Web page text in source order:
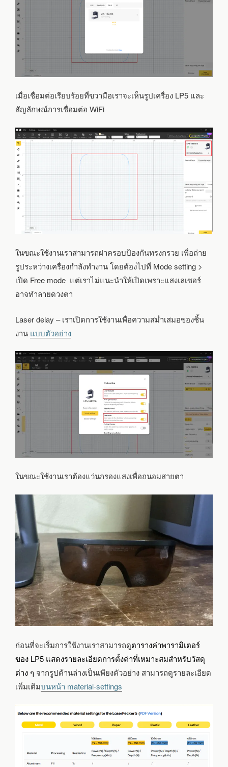
เมื่อเชื่อมต่อเรียบร้อยที่ขวามือเราจะเห็นรูปเครื่อง LP5 และ
สัญลักษณ์การเชื่อมต่อ WiFi
ในขณะใช้งานเราสามารถฝาครอบป้องกันทรงกรวย เพื่อถ่าย
รูประหว่างเครื่องกำลังทำงาน โดยต้องไปที่ Mode setting >
เปิด Free mode แต่เราไม่แนะนำให้เปิดเพราะแสงเลเซอร์
อาจทำลายดวงตา
Laser delay – เราเปิดการใช้งานเพื่อความสม่ำเสมอของชิ้น
งาน แบบตัวอย่าง
ในขณะใช้งานเราต้องแว่นกรองแสงเพื่อถนอมสายตา
ก่อนที่จะเริ่มการใช้งานเราสามารถดูตารางค่าพารามิเตอร์
ของ LP5 แสดงรายละเอียดการตั้งค่าที่เหมาะสมสำหรับวัสดุ
ต่าง ๆ จากรูปด้านล่างเป็นเพียงตัวอย่าง สามารถดูรายละเอียด
เพิ่มเติมบนหน้า material-settings